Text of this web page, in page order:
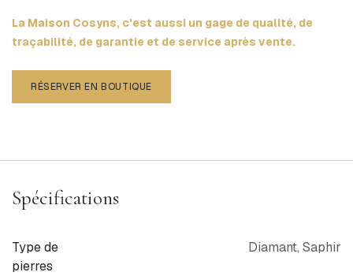
La Maison Cosyns, c'est aussi un gage de qualité, de
traçabilité, de garantie et de service après vente.
RÉSERVER EN BOUTIQUE
Spécifications
Type de
pierres
Diamant, Saphir